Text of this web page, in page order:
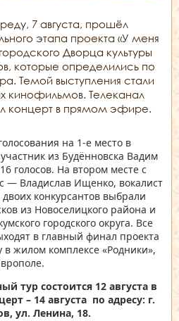
7 августа, прошёл
этапа проекта «У меня
Дворца культуры
которые определились по
Темой выступления стали
кинофильмов. Телеканал
концерт в прямом эфире.
на 1-е место в
из Будённовска Вадим
голосов. На втором месте с
— Владислав Ищенко, вокалист
конкурсантов выбрали
из Новоселицкого района и
городского округа. Все
в главный финал проекта
в жилом комплексе «Родники»,
состоится 12 августа в
– 14 августа по адресу: г.
ул. Ленина, 18.